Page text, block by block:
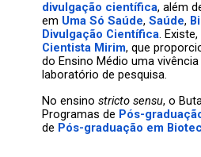
divulgação científica, além
em Uma Só Saúde, Saúde,
Divulgação Científica.
Cientista Mirim, que
do Ensino Médio uma
laboratório de pesquisa.
No ensino stricto sensu, o
Programas de Pós-
de Pós-graduação em